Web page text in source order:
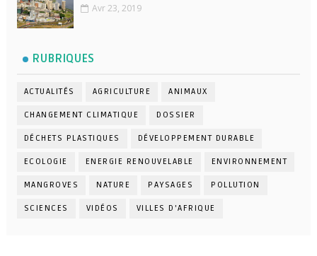
Avr 23, 2019
RUBRIQUES
ACTUALITÉS AGRICULTURE ANIMAUX
CHANGEMENT CLIMATIQUE DOSSIER
DÉCHETS PLASTIQUES DÉVELOPPEMENT DURABLE
ECOLOGIE ENERGIE RENOUVELABLE ENVIRONNEMENT
MANGROVES NATURE PAYSAGES POLLUTION
SCIENCES VIDÉOS VILLES D'AFRIQUE